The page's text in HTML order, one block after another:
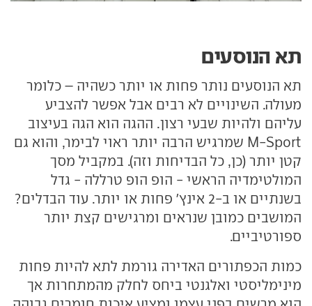
תא הנוסעים
תא הנוסעים נותר פחות או יותר כשהיה – כלומר
מעולה. השינויים לא רבים אבל אפשר להצביע
עליהם ולהיות שבעי רצון. ההגה הוא הגה בעיצוב
M-Sport שמרגיש הרבה יותר ראוי לבימר, והוא גם
קטן יותר (כן, כל הבדיחות וזה). במקביל מסך
המולטימדיה הראשי - הופ הופ טרללה - גדל
בשנתיים או ב-2 אינץ' פחות או יותר. עוד הבדלים?
המושבים כמובן שנראים ומרגישים קצת יותר
ספורטיביים.
כמות הכפתורים האדירה גורמת לתא להיות פחות
מינימליסטי ואלגנטי ביחס לחלק מהמתחרות אך